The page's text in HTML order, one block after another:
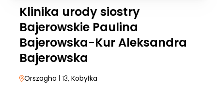
Klinika urody siostry
Bajerowskie Paulina
Bajerowska-Kur Aleksandra
Bajerowska
Orszagha | 13, Kobyłka